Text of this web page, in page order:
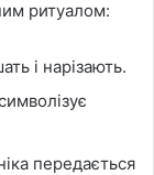
ритуалом:
і нарізають.
передається